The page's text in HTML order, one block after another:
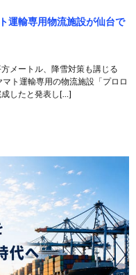
運輸専用物流施設が仙台で
メートル、降雪対策も講じる
ト運輸専用の物流施設「プロロ
したと発表し[…]